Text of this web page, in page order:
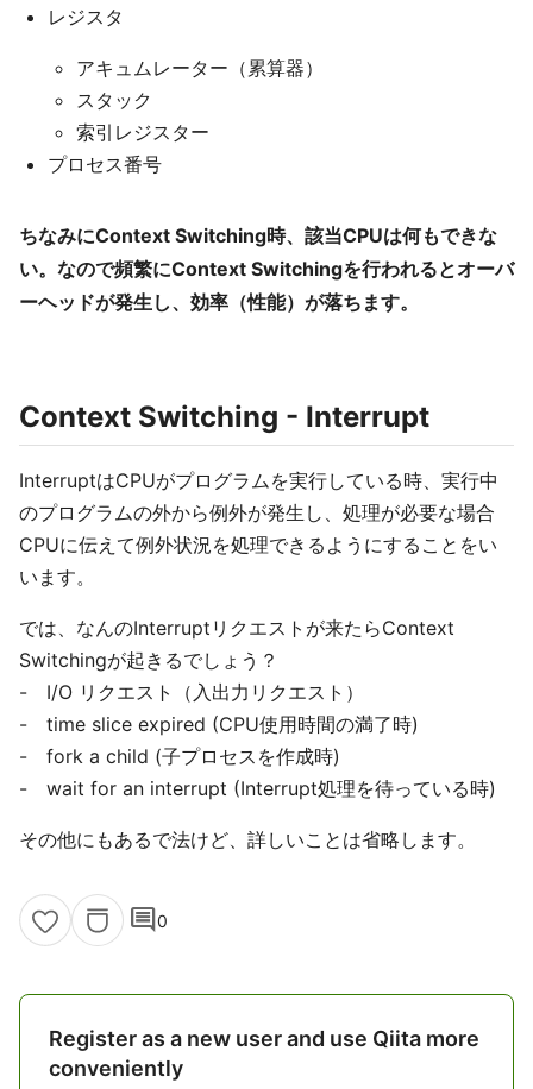
レジスタ
アキュムレーター（累算器）
スタック
索引レジスター
プロセス番号
ちなみにContext Switching時、該当CPUは何もできな
い。なので頻繁にContext Switchingを行われるとオーバ
ーヘッドが発生し、効率（性能）が落ちます。
Context Switching - Interrupt
InterruptはCPUがプログラムを実行している時、実行中
のプログラムの外から例外が発生し、処理が必要な場合
CPUに伝えて例外状況を処理できるようにすることをい
います。
では、なんのInterruptリクエストが来たらContext
Switchingが起きるでしょう？
- I/O リクエスト（入出力リクエスト）
- time slice expired (CPU使用時間の満了時)
- fork a child (子プロセスを作成時)
- wait for an interrupt (Interrupt処理を待っている時)
その他にもあるで法けど、詳しいことは省略します。
comment0
Register as a new user and use Qiita more
conveniently